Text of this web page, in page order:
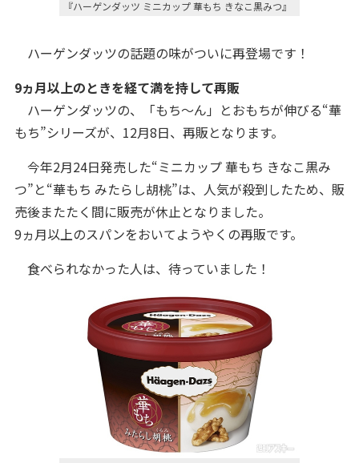
『ハーゲンダッツ ミニカップ 華もち きなこ黒みつ』
ハーゲンダッツの話題の味がついに再登場です！
9ヵ月以上のときを経て満を持して再販
ハーゲンダッツの、「もち～ん」とおもちが伸びる“華
もち”シリーズが、12月8日、再販となります。
今年2月24日発売した“ミニカップ 華もち きなこ黒み
つ”と“華もち みたらし胡桃”は、人気が殺到したため、販
売後またたく間に販売が休止となりました。
9ヵ月以上のスパンをおいてようやくの再販です。
食べられなかった人は、待っていました！